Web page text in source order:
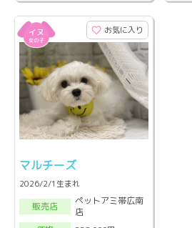
お気に入り
マルチーズ
2026/2/1生まれ
販売店
ペットアミ帯広南
店